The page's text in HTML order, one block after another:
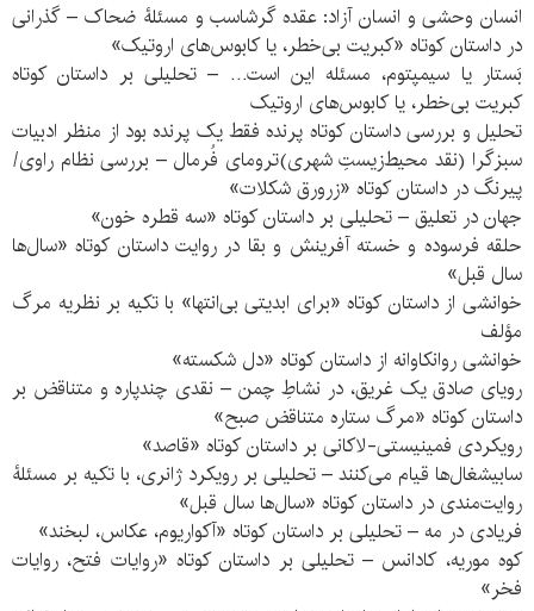
انسان وحشی و انسان آزاد: عقده گرشاسب و مسئلۀ ضحاک – گذرانی
در داستان کوتاه «کبریت بی​‌خطر، یا کابوس‌‌های اروتیک»
بَستار یا سیمپتوم، مسئله این است… – تحلیلی بر داستان کوتاه
کبریت بی‌خطر، یا کابوس‌های اروتیک
تحلیل و بررسی داستان کوتاه پرنده فقط یک پرنده بود از منظر ادبیات
سبزگرا (نقد محیط‌زیستِ شهری)ترومای فُرمال – بررسی نظام راوی/
پیرنگ در داستان کوتاه «زرورق شکلات»
جهان در تعلیق – تحلیلی بر داستان کوتاه «سه قطره خون»
حلقه فرسوده و خسته آفرینش و بقا در روایت داستان کوتاه «سال‌ها
سال قبل»
خوانشی از داستان کوتاه «برای ابدیتی بی‌انتها» با تکیه بر نظریه مرگ
مؤلف
خوانشی روانکاوانه از داستان کوتاه «دل ‌شکسته»
رویای صادق یک غریق، در نشاطِ چمن – نقدی چندپاره و متناقض بر
داستان کوتاه «مرگ ستاره متناقض صبح»
رویکردی فمینیستی-لاکانی بر داستان کوتاه «قاصد»
سابیشغال‌ها قیام می‌کنند – تحلیلی بر رویکرد ژانری، با تکیه بر مسئلۀ
روایت‌مندی در داستان کوتاه «سال‌ها سال قبل»
فریادی در مه – تحلیلی بر داستان کوتاه «آکواریوم، عکاس، لبخند»
کوه موریه، کادانس – تحلیلی بر داستان کوتاه «روایات فتح، روایات
فخر»